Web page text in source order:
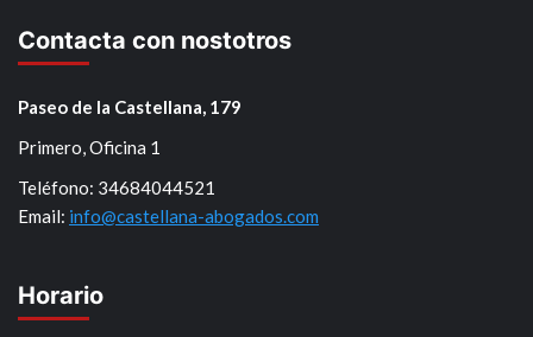
Contacta con nostotros
Paseo de la Castellana, 179
Primero, Oficina 1
Teléfono: 34684044521
Email: info@castellana-abogados.com
Horario